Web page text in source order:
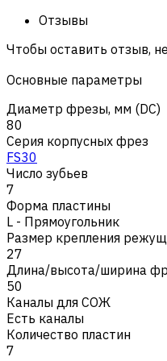
Отзывы
Чтобы оставить отзыв,
Основные параметры
Диаметр фрезы, мм (DC)
80
Серия корпусных фрез
FS30
Число зубьев
7
Форма пластины
L - Прямоугольник
Размер крепления
27
Длина/высота/ширина
50
Каналы для СОЖ
Есть каналы
Количество пластин
7